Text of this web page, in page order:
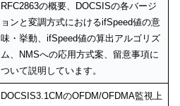
RFC2863の概要、DOCSISの各バージ
ョンと変調方式におけるifSpeed値の意
味・挙動、ifSpeed値の算出アルゴリズ
ム、NMSへの応用方式案、留意事項に
ついて説明しています。
DOCSIS3.1CMのOFDM/OFDMA監視上